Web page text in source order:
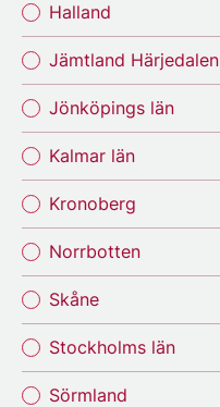
Halland
Jämtland Härjedalen
Jönköpings län
Kalmar län
Kronoberg
Norrbotten
Skåne
Stockholms län
Sörmland